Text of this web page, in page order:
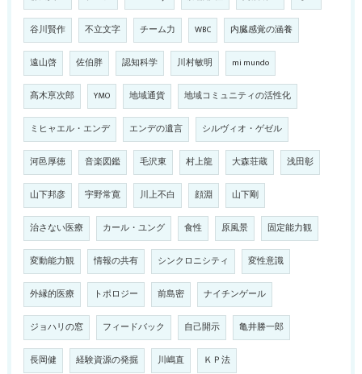
谷川賢作 不立文字 チーム力 WBC 内臓感覚の涵養
遠山啓 佐伯胖 認知科学 川村敏明 mi mundo
髙木亰次郎 YMO 地域通貨 地域コミュニティの活性化
ミヒャエル・エンデ エンデの遺言 シルヴィオ・ゲゼル
河邑厚徳 音楽図鑑 毛沢東 村上龍 大森荘蔵 浅田彰
山下邦彦 宇野常寛 川上不白 顔淵 山下剛
治さない医療 カール・ユング 食性 原風景 固定能力観
変動能力観 情報の共有 シンクロニシティ 変性意識
外縁的医療 トポロジー 前島密 ナイチンゲール
ジョハリの窓 フィードバック 自己開示 亀井勝一郎
長岡健 経験資源の発掘 川嶋直 ＫＰ法